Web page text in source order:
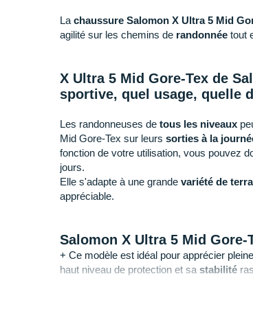
La chaussure Salomon X Ultra 5 Mid
agilité sur les chemins de randonnée tout
X Ultra 5 Mid Gore-Tex de
sportive, quel usage, quelle
Les randonneuses de tous les niveaux
Mid Gore-Tex sur leurs sorties à la
fonction de votre utilisation, vous pouvez
jours.
Elle s'adapte à une grande variété de
appréciable.
Salomon X Ultra 5 Mid
+ Ce modèle est idéal pour apprécier
haut niveau de protection et sa stabilité